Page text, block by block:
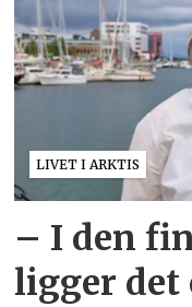
LIVET I ARKTIS
– I den
ligger det